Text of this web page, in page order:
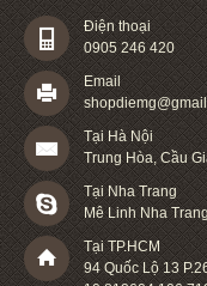
Điện thoại
0905 246 420
Email
Tại Hà Nội
Trung Hòa, Cầu
Tại Nha Trang
Mê Linh Nha
Tại TP.HCM
94 Quốc Lộ 13